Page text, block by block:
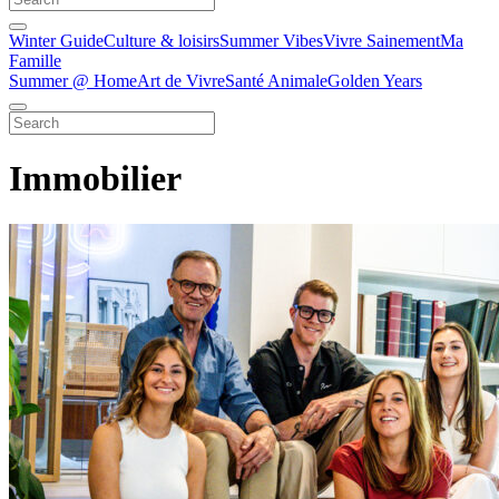
Winter GuideCulture & loisirsSummer VibesVivre SainementMa
Famille
Summer @ HomeArt de VivreSanté AnimaleGolden Years
Immobilier